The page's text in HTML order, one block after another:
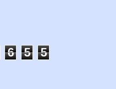
6 5 5